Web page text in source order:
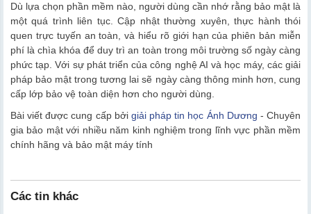
Dù lựa chọn phần mềm nào, người dùng cần nhớ rằng bảo mật là
một quá trình liên tục. Cập nhật thường xuyên, thực hành thói
quen trực tuyến an toàn, và hiểu rõ giới hạn của phiên bản miễn
phí là chìa khóa để duy trì an toàn trong môi trường số ngày càng
phức tạp. Với sự phát triển của công nghệ AI và học máy, các giải
pháp bảo mật trong tương lai sẽ ngày càng thông minh hơn, cung
cấp lớp bảo vệ toàn diện hơn cho người dùng.
Bài viết được cung cấp bởi giải pháp tin học Ánh Dương - Chuyên
gia bảo mật với nhiều năm kinh nghiệm trong lĩnh vực phần mềm
chính hãng và bảo mật máy tính
Các tin khác